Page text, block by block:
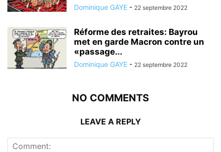
Dominique GAYE - 22 septembre 2022
Réforme des retraites: Bayrou
met en garde Macron contre un
«passage...
Dominique GAYE - 22 septembre 2022
NO COMMENTS
LEAVE A REPLY